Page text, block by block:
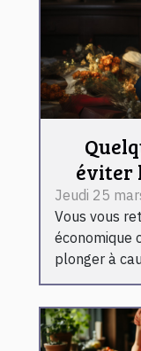
éviter
Jeudi 25
Vous vous
économique
plonger à